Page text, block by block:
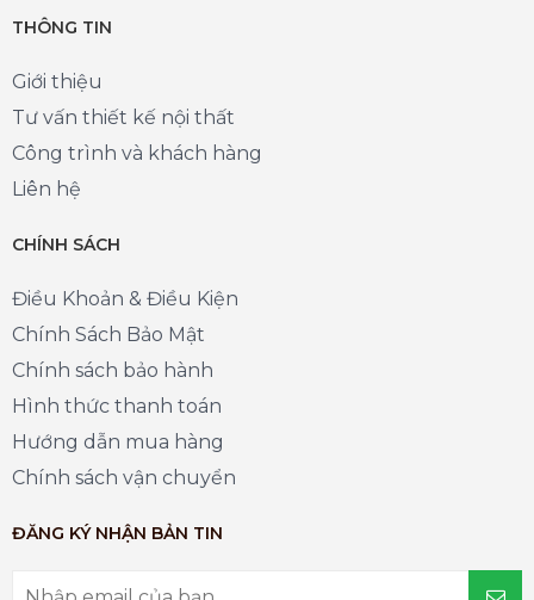
THÔNG TIN
Giới thiệu
Tư vấn thiết kế nội thất
Công trình và khách hàng
Liên hệ
CHÍNH SÁCH
Điều Khoản & Điều Kiện
Chính Sách Bảo Mật
Chính sách bảo hành
Hình thức thanh toán
Hướng dẫn mua hàng
Chính sách vận chuyển
ĐĂNG KÝ NHẬN BẢN TIN